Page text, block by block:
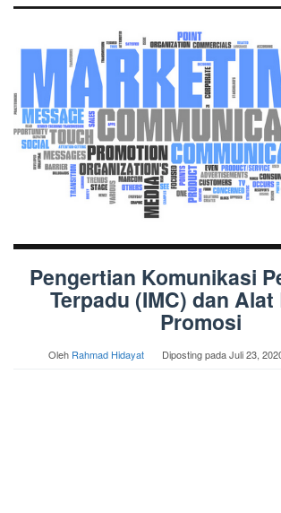
Pengertian Komunikasi
Terpadu (IMC) dan
Promosi
Oleh Rahmad Hidayat Diposting padaJuli 23,